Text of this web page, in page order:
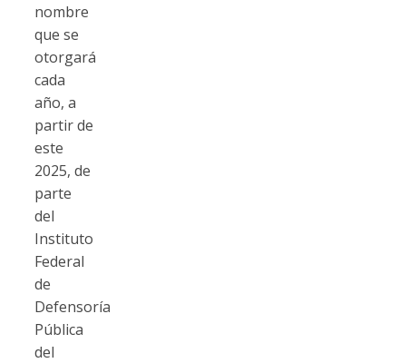
nombre
que se
otorgará
cada
año, a
partir de
este
2025, de
parte
del
Instituto
Federal
de
Defensoría
Pública
del